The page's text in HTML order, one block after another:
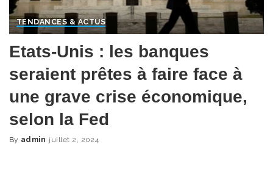
TENDANCES & ACTUS
Etats-Unis : les banques
seraient prêtes à faire face à
une grave crise économique,
selon la Fed
Posted
By admin juillet 2, 2024